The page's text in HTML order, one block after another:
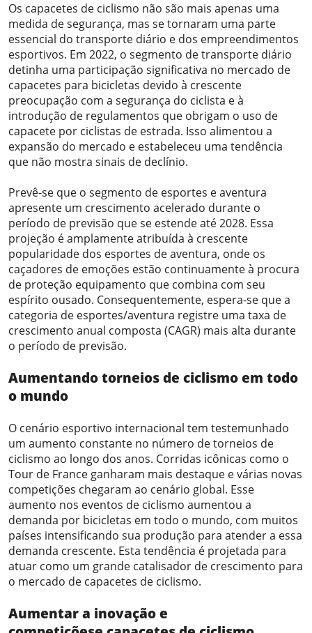
Os capacetes de ciclismo não são mais apenas uma
medida de segurança, mas se tornaram uma parte
essencial do transporte diário e dos empreendimentos
esportivos. Em 2022, o segmento de transporte diário
detinha uma participação significativa no mercado de
capacetes para bicicletas devido à crescente
preocupação com a segurança do ciclista e à
introdução de regulamentos que obrigam o uso de
capacete por ciclistas de estrada. Isso alimentou a
expansão do mercado e estabeleceu uma tendência
que não mostra sinais de declínio.
Prevê-se que o segmento de esportes e aventura
apresente um crescimento acelerado durante o
período de previsão que se estende até 2028. Essa
projeção é amplamente atribuída à crescente
popularidade dos esportes de aventura, onde os
caçadores de emoções estão continuamente à procura
de proteção equipamento que combina com seu
espírito ousado. Consequentemente, espera-se que a
categoria de esportes/aventura registre uma taxa de
crescimento anual composta (CAGR) mais alta durante
o período de previsão.
Aumentando torneios de ciclismo em todo
o mundo
O cenário esportivo internacional tem testemunhado
um aumento constante no número de torneios de
ciclismo ao longo dos anos. Corridas icônicas como o
Tour de France ganharam mais destaque e várias novas
competições chegaram ao cenário global. Esse
aumento nos eventos de ciclismo aumentou a
demanda por bicicletas em todo o mundo, com muitos
países intensificando sua produção para atender a essa
demanda crescente. Esta tendência é projetada para
atuar como um grande catalisador de crescimento para
o mercado de capacetes de ciclismo.
Aumentar a inovação e